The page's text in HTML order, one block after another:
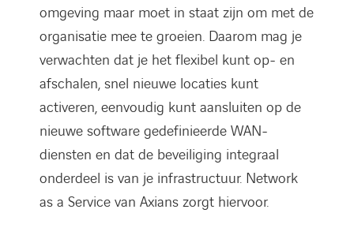
omgeving maar moet in staat zijn om met de
organisatie mee te groeien. Daarom mag je
verwachten dat je het flexibel kunt op- en
afschalen, snel nieuwe locaties kunt
activeren, eenvoudig kunt aansluiten op de
nieuwe software gedefinieerde WAN-
diensten en dat de beveiliging integraal
onderdeel is van je infrastructuur. Network
as a Service van Axians zorgt hiervoor.